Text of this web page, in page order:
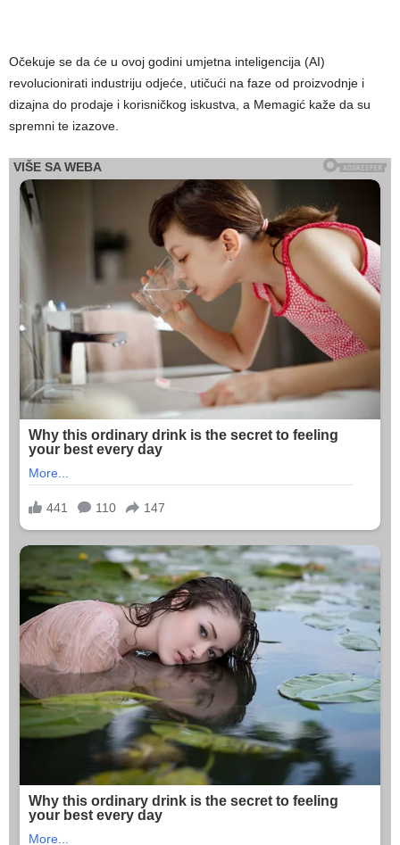
Očekuje se da će u ovoj godini umjetna inteligencija (AI)
revolucionirati industriju odjeće, utičući na faze od proizvodnje i
dizajna do prodaje i korisničkog iskustva, a Memagić kaže da su
spremni te izazove.